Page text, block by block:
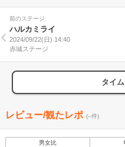
前のステージ
ハルカミライ
2024/09/22(日) 14:40
赤城ステージ
タイ
レビュー/観たレポ (--件)
男女比